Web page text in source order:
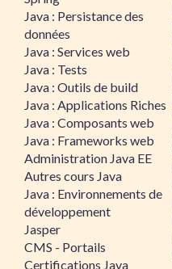
Java : Persistance des
données
Java : Services web
Java : Tests
Java : Outils de build
Java : Applications Riches
Java : Composants web
Java : Frameworks web
Administration Java EE
Autres cours Java
Java : Environnements de
développement
Jasper
CMS - Portails
Certifications Java